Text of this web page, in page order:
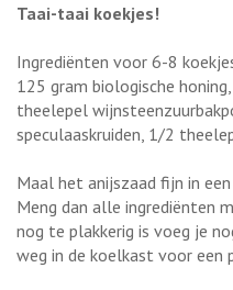
Taai-taai koekjes!
Ingrediënten voor 6-8
125 gram biologische
theelepel
speculaaskruiden, 1/2
Maal het anijszaad fijn in
Meng dan alle ingrediënten
nog te plakkerig is voeg je
weg in de koelkast voor een